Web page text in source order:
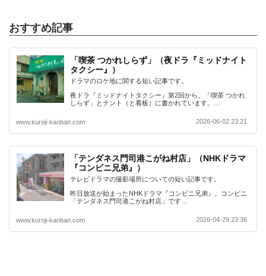
おすすめ記事
「喫茶 つかれしらず」（夜ドラ『ミッドナイト
タクシー』）
ドラマのロケ地に関する短い記事です。
夜ドラ『ミッドナイトタクシー』第2回から。「喫茶 つかれ
しらず」とテント（と看板）に書かれています。…
www.kuroji-kanban.com 2026-06-02 23:21
「テンダネス門司港こがね村店」（NHKドラマ
『コンビニ兄弟』）
テレビドラマの撮影場所についての短い記事です。
昨日放送が始まったNHKドラマ『コンビニ兄弟』。コンビニ
「テンダネス門司港こがね村店」です…
www.kuroji-kanban.com 2026-04-29 23:36